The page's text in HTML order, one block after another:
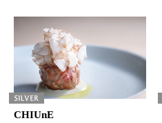
CHIUnE